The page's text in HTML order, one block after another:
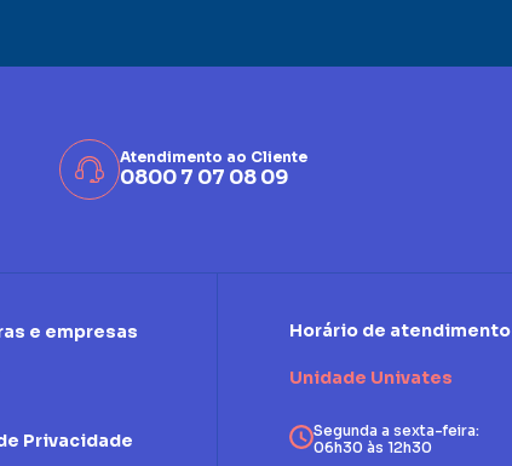
Atendimento ao Cliente
0800 7 07 08 09
e empresas
Privacidade
Horário de atendimento
Unidade Univates
Segunda a sexta-feira:
06h30 às 12h30